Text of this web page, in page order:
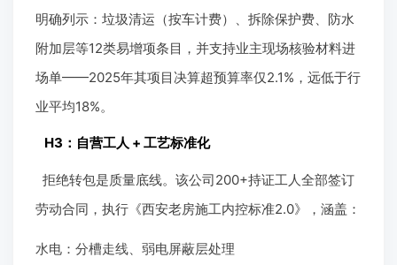
明确列示：垃圾清运（按车计费）、拆除保护费、防水
附加层等12类易增项条目，并支持业主现场核验材料进
场单——2025年其项目决算超预算率仅2.1%，远低于行
业平均18%。
H3：自营工人 + 工艺标准化
拒绝转包是质量底线。该公司200+持证工人全部签订
劳动合同，执行《西安老房施工内控标准2.0》，涵盖：
水电：分槽走线、弱电屏蔽层处理